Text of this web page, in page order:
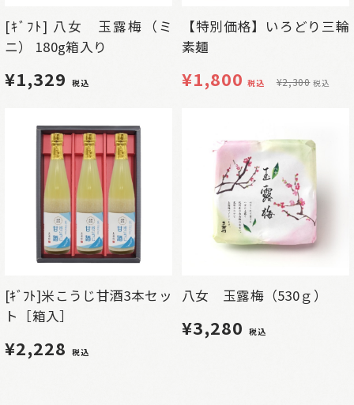
[ｷﾞﾌﾄ] 八女 玉露梅（ミ
ニ） 180g箱入り
¥1,329 税込
【特別価格】いろどり三輪
素麺
¥1,800 税込 ¥2,300 税込
[ｷﾞﾌﾄ]米こうじ甘酒3本セッ
ト［箱入］
¥2,228 税込
八女 玉露梅（530ｇ）
¥3,280 税込